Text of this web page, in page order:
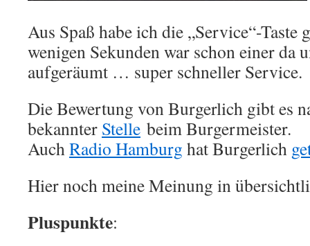
Aus Spaß habe ich die „Service“-Taste
wenigen Sekunden war schon einer da
aufgeräumt … super schneller Service.
Die Bewertung von Burgerlich gibt es
bekannter Stelle beim Burgermeister.
AuchRadio Hamburg hat Burgerlich
Hier noch meine Meinung in
Pluspunkte: